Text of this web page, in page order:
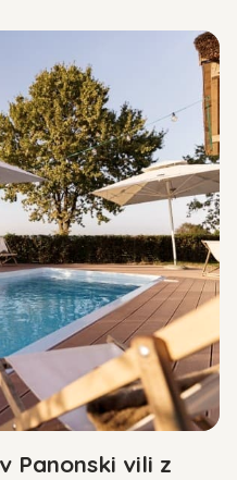
Panonski vili z